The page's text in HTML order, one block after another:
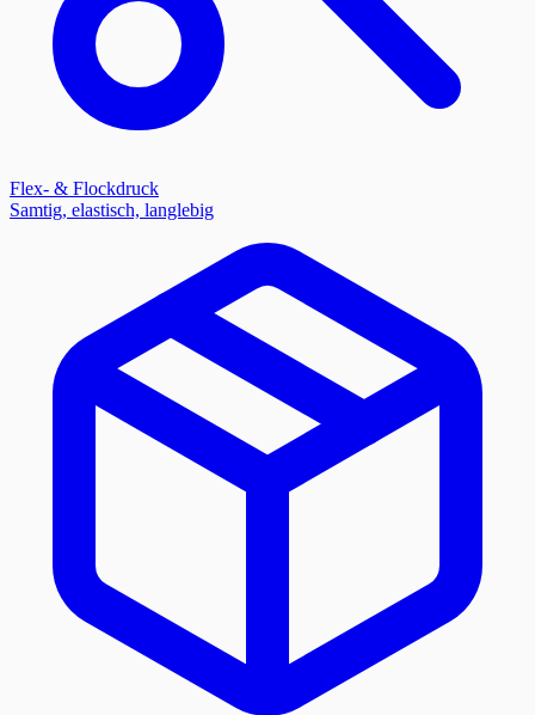
Flex- & Flockdruck
Samtig, elastisch, langlebig